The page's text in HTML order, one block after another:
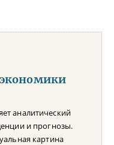
аналитический
и прогнозы.
картина